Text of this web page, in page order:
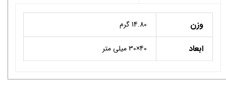
وزن 14.80 گرم
ابعاد 40×30 میلی متر